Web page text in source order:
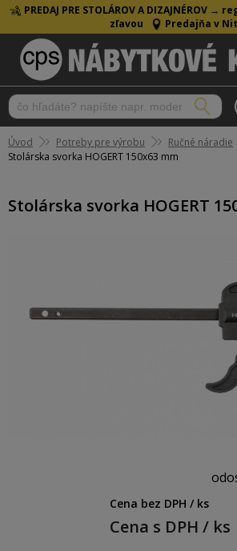
PREDAJ PRE STOLÁROV A DIZAJNÉROV →
zľavou
Predajňa v
Úvod Potreby pre výrobu Ručné náradie
Stolárska svorka HOGERT 150x63 mm
Stolárska svorka HOGERT
Cena bez DPH / ks
Cena s DPH / ks